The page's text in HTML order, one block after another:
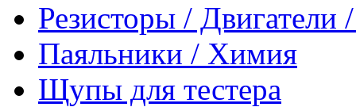
Резисторы /
Паяльники / Химия
Щупы для тестера